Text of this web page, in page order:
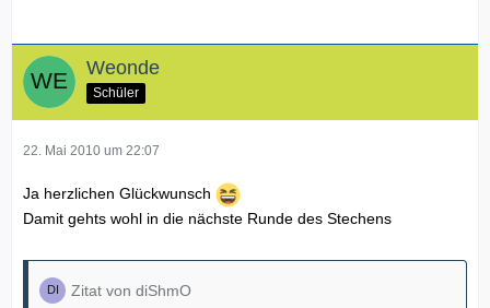
Weonde
Schüler
22. Mai 2010 um 22:07
Ja herzlichen Glückwunsch
Damit gehts wohl in die nächste Runde des Stechens
Zitat von diShmO